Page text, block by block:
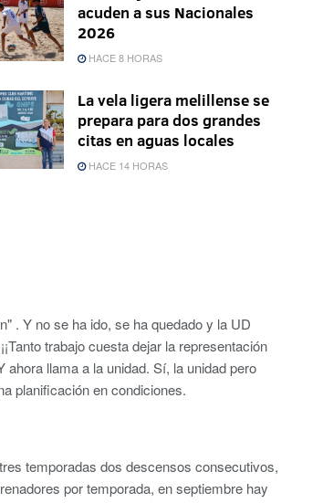
acuden a sus Nacionales
2026
HACE 8 HORAS
La vela ligera melillense se
prepara para dos grandes
citas en aguas locales
HACE 14 HORAS
. Y no se ha ido, se ha quedado y la UD
trabajo cuesta dejar la representación
ahora llama a la unidad. Sí, la unidad pero
planificación en condiciones.
temporadas dos descensos consecutivos,
por temporada, en septiembre hay